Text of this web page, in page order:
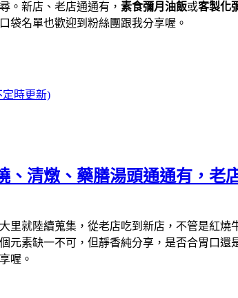
。新店、老店通通有， 素食彌月油飯或客製化
袋名單也歡迎到粉絲團跟我分享喔。
時更新)
、清燉、藥膳湯頭通通有，老
里就陸續蒐集，從老店吃到新店，不管是紅
元素缺一不可，但靜香純分享，是否合胃口
喔。